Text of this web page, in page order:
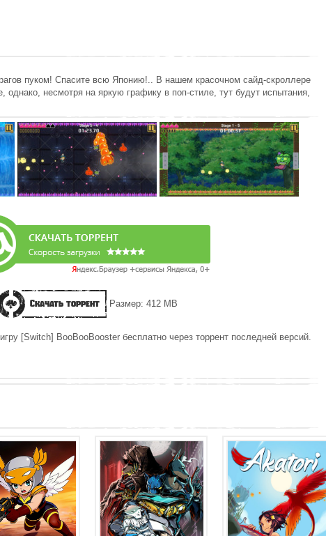
пуком! Спасите всю Японию!.. В нашем красочном сайд-скроллере
однако, несмотря на яркую графику в поп-стиле, тут будут испытания,
Скачать торрент Размер: 412 MB
[Switch] BooBooBooster бесплатно через торрент последней версий.